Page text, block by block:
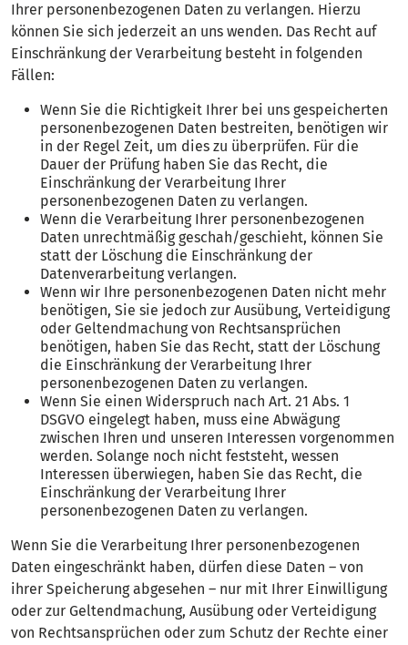
Ihrer personenbezogenen Daten zu verlangen. Hierzu
können Sie sich jederzeit an uns wenden. Das Recht auf
Einschränkung der Verarbeitung besteht in folgenden
Fällen:
Wenn Sie die Richtigkeit Ihrer bei uns gespeicherten
personenbezogenen Daten bestreiten, benötigen wir
in der Regel Zeit, um dies zu überprüfen. Für die
Dauer der Prüfung haben Sie das Recht, die
Einschränkung der Verarbeitung Ihrer
personenbezogenen Daten zu verlangen.
Wenn die Verarbeitung Ihrer personenbezogenen
Daten unrechtmäßig geschah/geschieht, können Sie
statt der Löschung die Einschränkung der
Datenverarbeitung verlangen.
Wenn wir Ihre personenbezogenen Daten nicht mehr
benötigen, Sie sie jedoch zur Ausübung, Verteidigung
oder Geltendmachung von Rechtsansprüchen
benötigen, haben Sie das Recht, statt der Löschung
die Einschränkung der Verarbeitung Ihrer
personenbezogenen Daten zu verlangen.
Wenn Sie einen Widerspruch nach Art. 21 Abs. 1
DSGVO eingelegt haben, muss eine Abwägung
zwischen Ihren und unseren Interessen vorgenommen
werden. Solange noch nicht feststeht, wessen
Interessen überwiegen, haben Sie das Recht, die
Einschränkung der Verarbeitung Ihrer
personenbezogenen Daten zu verlangen.
Wenn Sie die Verarbeitung Ihrer personenbezogenen
Daten eingeschränkt haben, dürfen diese Daten – von
ihrer Speicherung abgesehen – nur mit Ihrer Einwilligung
oder zur Geltendmachung, Ausübung oder Verteidigung
von Rechtsansprüchen oder zum Schutz der Rechte einer